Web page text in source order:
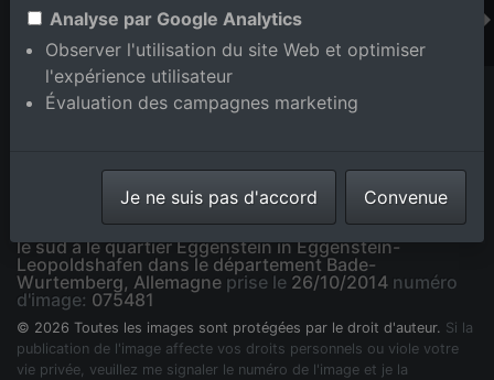
Vue de la ville entre Hardtwald et le Vieux Rhin depuis
le sud à le quartier Eggenstein in Eggenstein-
Leopoldshafen dans le département Bade-
Wurtemberg, Allemagne prise le 26/10/2014 numéro
d'image: 075481
© 2026 Toutes les images sont protégées par le droit d'auteur. Si la
publication de l'image affecte vos droits personnels ou viole votre
vie privée, veuillez me signaler le numéro de l'image et je la
Analyse par Google Analytics
Observer l'utilisation du site Web et optimiser
l'expérience utilisateur
Évaluation des campagnes marketing
Je ne suis pas d'accord Convenue